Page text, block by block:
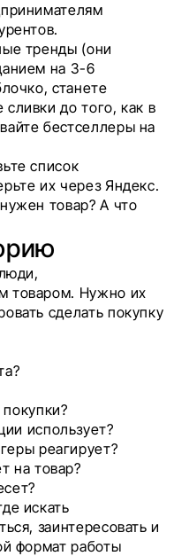
тренды (они
на 3-6
станете
до того, как в
бестселлеры на
список
их через Яндекс.
товар? А что
товаром. Нужно их
сделать покупку
использует?
реагирует?
на товар?
искать
заинтересовать и
формат работы